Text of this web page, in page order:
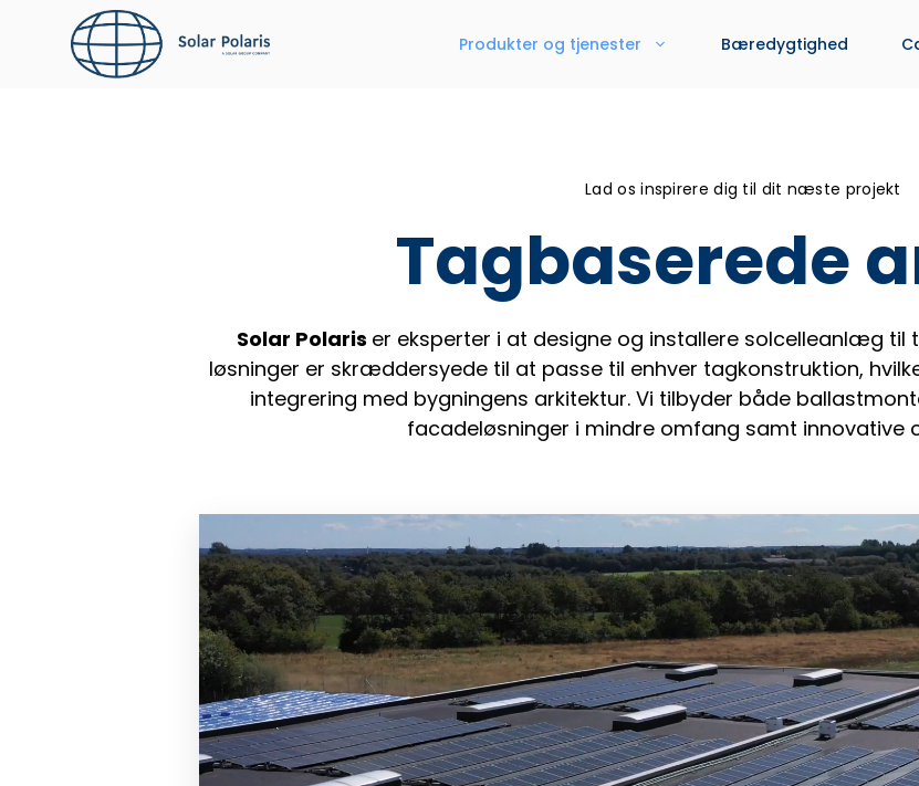
Produkter og tjenester Bæredygtighed
Lad os inspirere dig til dit næste projekt
Tagbaserede
Solar Polaris er eksperter i at designe og installere solcelleanlæg til
løsninger er skræddersyede til at passe til enhver tagkonstruktion,
integrering med bygningens arkitektur. Vi tilbyder både
facadeløsninger i mindre omfang samt innovative